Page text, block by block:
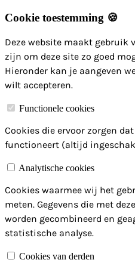
Cookie toestemming 🍪
Deze website maakt gebruik
zijn om deze site zo goed
Hieronder kan je aangeven
wilt accepteren.
Functionele cookies
Cookies die ervoor zorgen
functioneert (altijd
Analytische cookies
Cookies waarmee wij het
meten. Gegevens die met
worden gecombineerd en
statistische analyse.
Cookies van derden